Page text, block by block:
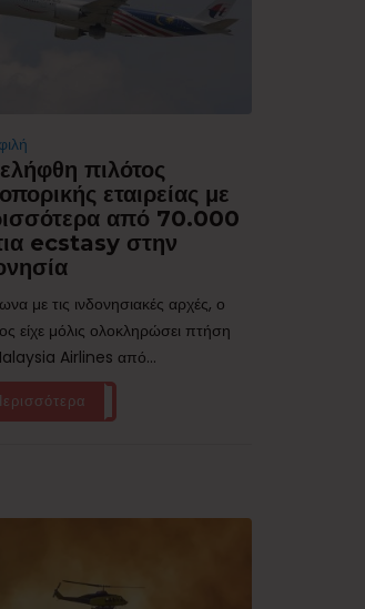
πιλότος
εταιρείας με
από 70.000
ecstasy στην
με τις ινδονησιακές αρχές, ο
είχε μόλις ολοκληρώσει πτήση
Airlines από...